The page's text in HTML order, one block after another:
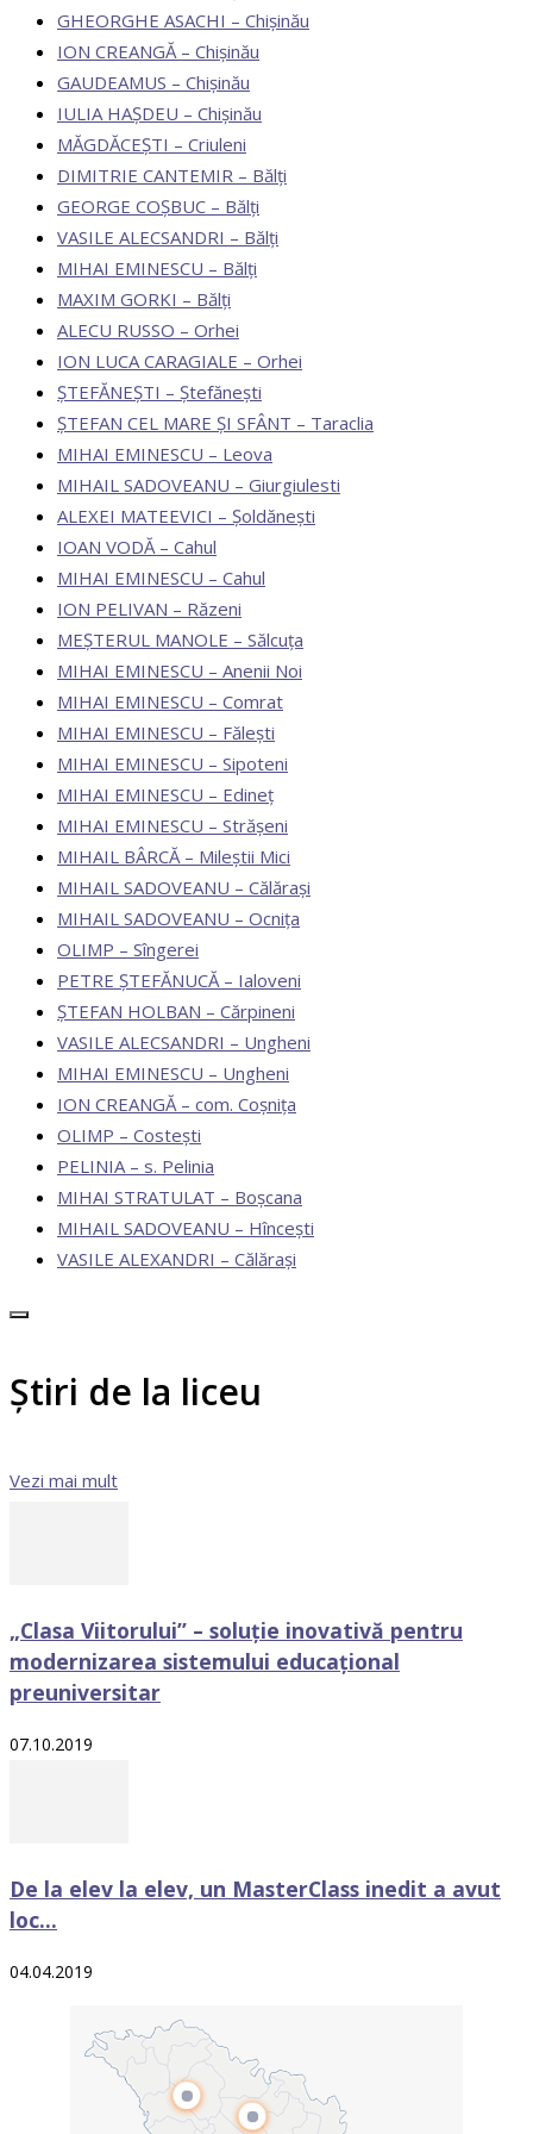
GHEORGHE ASACHI – Chișinău
ION CREANGĂ – Chișinău
GAUDEAMUS – Chișinău
IULIA HAȘDEU – Chișinău
MĂGDĂCEȘTI – Criuleni
DIMITRIE CANTEMIR – Bălți
GEORGE COȘBUC – Bălți
VASILE ALECSANDRI – Bălți
MIHAI EMINESCU – Bălți
MAXIM GORKI – Bălți
ALECU RUSSO – Orhei
ION LUCA CARAGIALE – Orhei
ȘTEFĂNEȘTI – Ștefănești
ȘTEFAN CEL MARE ȘI SFÂNT – Taraclia
MIHAI EMINESCU – Leova
MIHAIL SADOVEANU – Giurgiulesti
ALEXEI MATEEVICI – Șoldănești
IOAN VODĂ – Cahul
MIHAI EMINESCU – Cahul
ION PELIVAN – Răzeni
MEȘTERUL MANOLE – Sălcuţa
MIHAI EMINESCU – Anenii Noi
MIHAI EMINESCU – Comrat
MIHAI EMINESCU – Fălești
MIHAI EMINESCU – Sipoteni
MIHAI EMINESCU – Edineț
MIHAI EMINESCU – Strășeni
MIHAIL BÂRCĂ – Mileștii Mici
MIHAIL SADOVEANU – Călărași
MIHAIL SADOVEANU – Ocnița
OLIMP – Sîngerei
PETRE ȘTEFĂNUCĂ – Ialoveni
ȘTEFAN HOLBAN – Cărpineni
VASILE ALECSANDRI – Ungheni
MIHAI EMINESCU – Ungheni
ION CREANGĂ – com. Coșnița
OLIMP – Costești
PELINIA – s. Pelinia
MIHAI STRATULAT – Boșcana
MIHAIL SADOVEANU – Hîncești
VASILE ALEXANDRI – Călărași
Știri de la liceu
Vezi mai mult
„Clasa Viitorului” – soluţie inovativă pentru
modernizarea sistemului educațional
preuniversitar
07.10.2019
De la elev la elev, un MasterClass inedit a avut
loc...
04.04.2019